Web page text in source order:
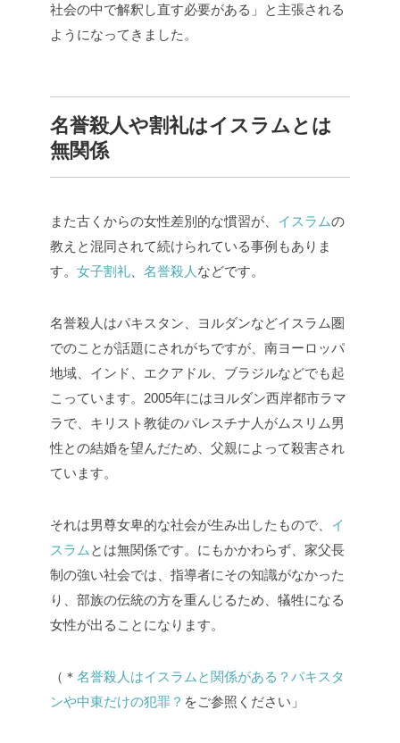
社会の中で解釈し直す必要がある」と主張される
ようになってきました。
名誉殺人や割礼はイスラムとは
無関係
また古くからの女性差別的な慣習が、 イスラムの
教えと混同されて続けられている事例もありま
す。 女子割礼 名誉殺人 などです。
名誉殺人はパキスタン、ヨルダンなどイスラム圏
でのことが話題にされがちですが、南ヨーロッパ
地域、インド、エクアドル、ブラジルなどでも起
こっています。2005年にはヨルダン西岸都市ラマ
ラで、キリスト教徒のパレスチナ人がムスリム男
性との結婚を望んだため、父親によって殺害され
ています。
それは男尊女卑的な社会が生み出したもので、 イ
スラム とは無関係です。にもかかわらず、家父長
制の強い社会では、指導者にその知識がなかった
り、部族の伝統の方を重んじるため、犠牲になる
女性が出ることになります。
（＊ 名誉殺人はイスラムと関係がある？パキスタ
ンや中東だけの犯罪？ をご参照ください」